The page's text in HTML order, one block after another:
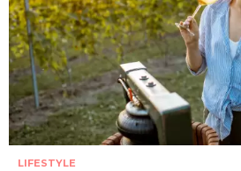
LIFESTYLE